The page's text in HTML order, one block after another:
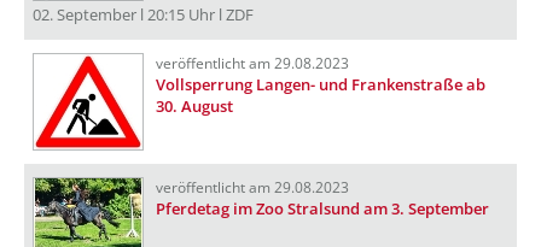
02. September l 20:15 Uhr l ZDF
veröffentlicht am 29.08.2023
Vollsperrung Langen- und Frankenstraße ab
30. August
veröffentlicht am 29.08.2023
Pferdetag im Zoo Stralsund am 3. September